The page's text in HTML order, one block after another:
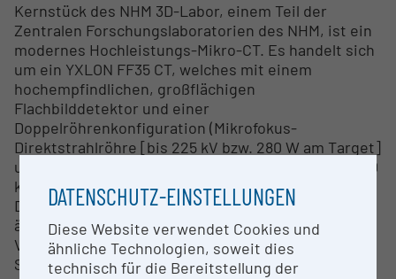
Kernstück des NHM 3D-Labor, einem Teil der
Zentralen Forschungslaboratorien des NHM, ist ein
modernes Hochleistungs-Mikro-CT. Es handelt sich
um ein YXLON FF35 CT, welches mit einem
hochempfindlichen, großflächigen
Flachbilddetektor und einer
Doppelröhrenkonfiguration (Mikrofokus-
Direktstrahlröhre [bis 225 kV bzw. 280 W am Target]
und Nanofokus-Transmissionsröntgenröhre [bis 190
kV bzw. 15 W am Target]) ausgestattet ist. Die
Doppelröhrenkonfiguration macht das System
äußerst vielseitig und ermöglicht die Analyse einer
Vielzahl von Materialien, sowie die Optimierung der
Scaneinstellungen für Objekte mit niedriger oder
DATENSCHUTZ-EINSTELLUNGEN
Diese Website verwendet Cookies und
ähnliche Technologien, soweit dies
technisch für die Bereitstellung der